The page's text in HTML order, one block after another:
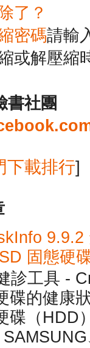
了？
密碼請輸
或解壓縮
書社團
下載排行]
9.9.2
固態硬
診工具 -
碟的健康
碟（HDD